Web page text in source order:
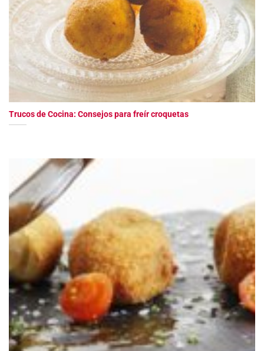
Trucos de Cocina: Consejos para freír croquetas